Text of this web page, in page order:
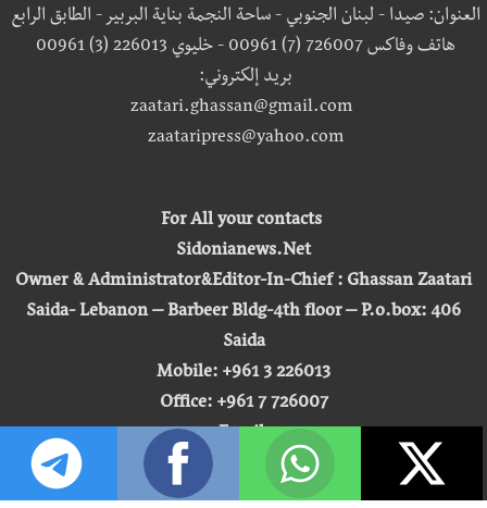
العنوان: صيدا - لبنان الجنوبي - ساحة النجمة بناية البربير - الطابق الرابع
هاتف وفاكس 726007 (7) 00961 - خليوي 226013 (3) 00961
بريد إلكتروني:
zaatari.ghassan@gmail.com
zaataripress@yahoo.com
For All your contacts
Sidonianews.Net
Owner & Administrator&Editor-In-Chief : Ghassan Zaatari
Saida- Lebanon – Barbeer Bldg-4th floor – P.o.box: 406
Saida
Mobile: +961 3 226013
Office: +961 7 726007
zaatari.ghassan@gmail.com
zaataripress@yahoo.com